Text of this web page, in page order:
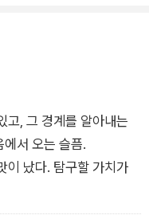
여러 시각이 중첩된 문
한다.
진동새와 손편지〉, “한
나아갈 수도 있다”라
시로 떠났던 청년의 귀
미로운 전개 끝에 눈물의
고, 그 경계를 알아내는
서 오는 슬픔.
이 났다. 탐구할 가치가